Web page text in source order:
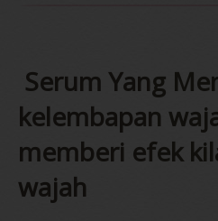
Serum Yang
kelembapan
memberi efek
wajah